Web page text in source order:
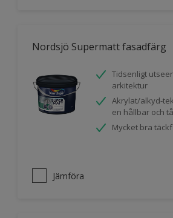
Nordsjö Supermatt fasadfärg
Tidsenligt
arkitektur
Akrylat/alkyd-
en hållbar och
Mycket bra
Jämföra